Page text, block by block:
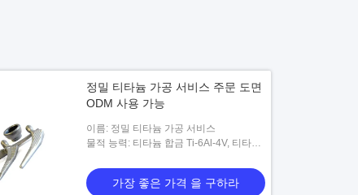
정밀 티타늄 가공 서비스 주문 도면
ODM 사용 가능
이름: 정밀 티타늄 가공 서비스
물적 능력: 티타늄 합금 Ti-6Al-4V, 티타늄
6242, Ti-10-5-3, Ti-1023, BT9, BT20,
가장 좋은 가격 을 구하라